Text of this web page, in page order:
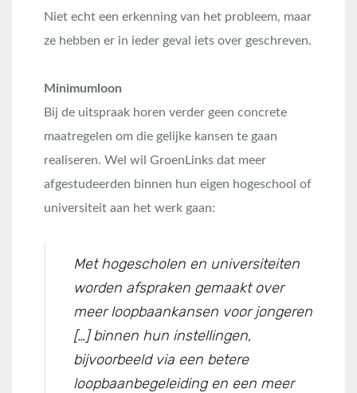
Niet echt een erkenning van het probleem, maar
ze hebben er in ieder geval iets over geschreven.
Minimumloon
Bij de uitspraak horen verder geen concrete
maatregelen om die gelijke kansen te gaan
realiseren. Wel wil GroenLinks dat meer
afgestudeerden binnen hun eigen hogeschool of
universiteit aan het werk gaan:
Met hogescholen en universiteiten
worden afspraken gemaakt over
meer loopbaankansen voor jongeren
[…] binnen hun instellingen,
bijvoorbeeld via een betere
loopbaanbegeleiding en een meer